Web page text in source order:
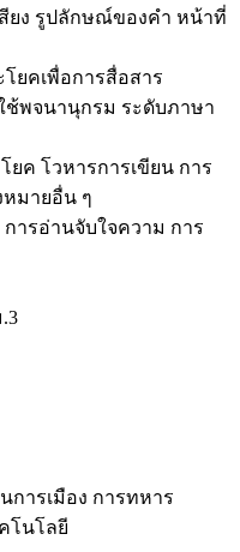
ยง รูปลักษณ์ของคำ หน้าที่
ยคเพื่อการสื่อสาร
ช้พจนานุกรม ระดับภาษา
ยค โวหารการเขียน การ
หมายอื่น ๆ
ารอ่านจับใจความ การ
การเมือง การทหาร
โนโลยี